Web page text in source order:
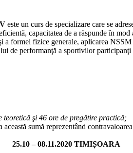
este un curs de specializare care se
capacitatea de a răspunde în
a formei fizice generale, aplicarea
de performanţă a sportivilor
teoretică şi 46 ore de pregătire practică;
sumă reprezentând
25.10 – 08.11.2020 TIMIȘOARA